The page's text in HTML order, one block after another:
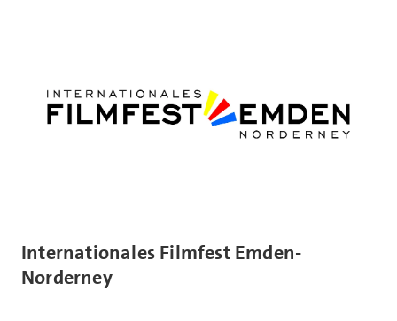
Internationales Filmfest Emden-
Norderney